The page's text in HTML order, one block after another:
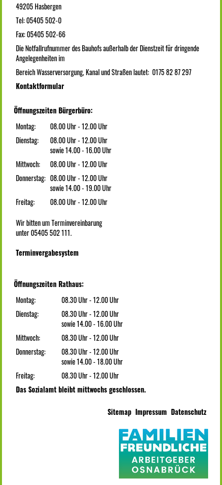
49205 Hasbergen
Tel: 05405 502-0
Fax: 05405 502-66
Die Notfallrufnummer des Bauhofs außerhalb der Dienstzeit für dringende
Angelegenheiten im
Bereich Wasserversorgung, Kanal und Straßen lautet: 0175 82 87 297
Kontaktformular
Öffnungszeiten Bürgerbüro:
Montag:
08.00 Uhr - 12.00 Uhr
Dienstag:
08.00 Uhr - 12.00 Uhr
sowie 14.00 - 16.00 Uhr
Mittwoch:
08.00 Uhr - 12.00 Uhr
Donnerstag: 08.00 Uhr - 12.00 Uhr
sowie 14.00 - 19.00 Uhr
Freitag:
08.00 Uhr - 12.00 Uhr
Wir bitten um Terminvereinbarung
unter 05405 502 111.
Terminvergabesystem
Öffnungszeiten Rathaus:
Montag:
08.30 Uhr - 12.00 Uhr
Dienstag:
08.30 Uhr - 12.00 Uhr
sowie 14.00 - 16.00 Uhr
Mittwoch:
08.30 Uhr - 12.00 Uhr
Donnerstag:
08.30 Uhr - 12.00 Uhr
sowie 14.00 - 18.00 Uhr
Freitag:
08.30 Uhr - 12.00 Uhr
Das Sozialamt bleibt mittwochs geschlossen.
Sitemap Impressum Datenschutz